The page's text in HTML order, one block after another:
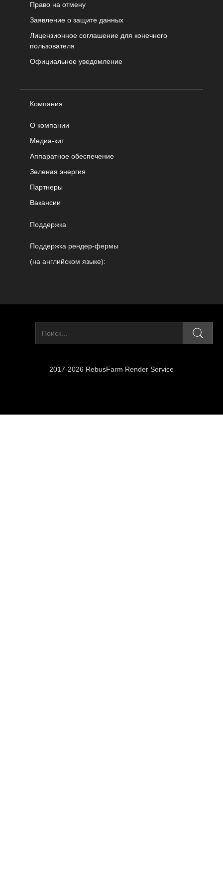
Право на отмену
Заявление о защите данных
Лицензионное соглашение для конечного
пользователя
Официальное уведомление
Компания
О компании
Медиа-кит
Аппаратное обеспечение
Зеленая энергия
Партнеры
Вакансии
Поддержка
Поддержка рендер-фермы
(на английском языке):
2017-2026 RebusFarm Render Service